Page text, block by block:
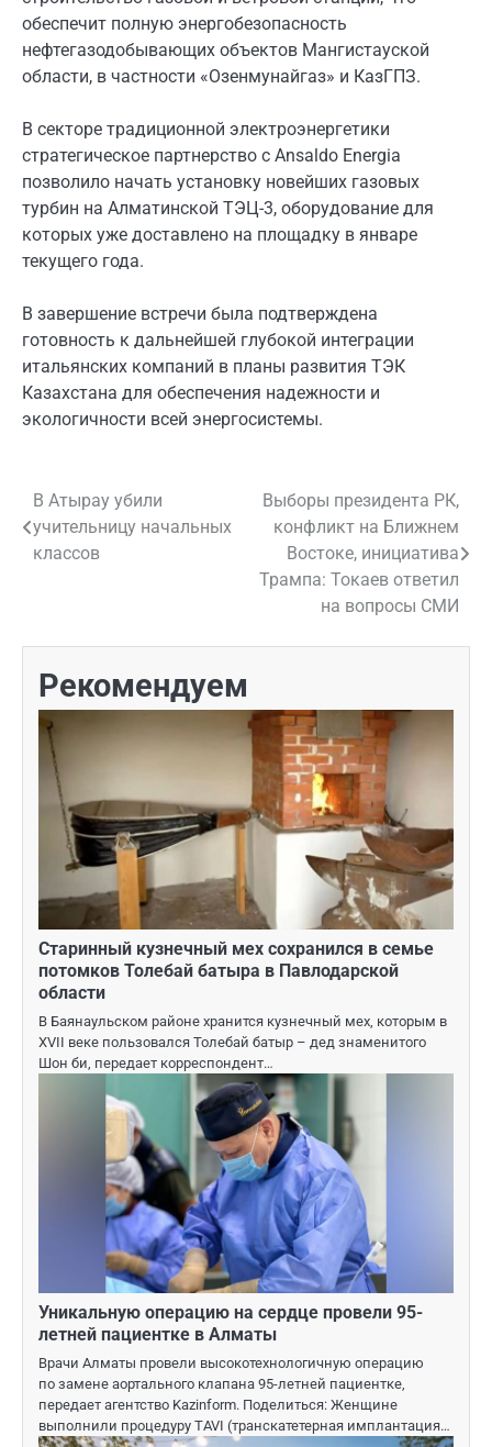
обеспечит полную энергобезопасность
нефтегазодобывающих объектов Мангистауской
области, в частности «Озенмунайгаз» и КазГПЗ.
В секторе традиционной электроэнергетики
стратегическое партнерство с Ansaldo Energia
позволило начать установку новейших газовых
турбин на Алматинской ТЭЦ-3, оборудование для
которых уже доставлено на площадку в январе
текущего года.
В завершение встречи была подтверждена
готовность к дальнейшей глубокой интеграции
итальянских компаний в планы развития ТЭК
Казахстана для обеспечения надежности и
экологичности всей энергосистемы.
Навигация
по
В Атырау убили
учительницу начальных
классов
Выборы президента РК,
конфликт на Ближнем
Востоке, инициатива
Трампа: Токаев ответил
на вопросы СМИ
Рекомендуем
Старинный кузнечный мех сохранился в семье
потомков Толебай батыра в Павлодарской
области
В Баянаульском районе хранится кузнечный мех, которым в
ХVІІ веке пользовался Толебай батыр – дед знаменитого
Шон би, передает корреспондент…
Уникальную операцию на сердце провели 95-
летней пациентке в Алматы
Врачи Алматы провели высокотехнологичную операцию
по замене аортального клапана 95-летней пациентке,
передает агентство Kazinform. Поделиться: Женщине
выполнили процедуру TAVI (транскатетерная имплантация…